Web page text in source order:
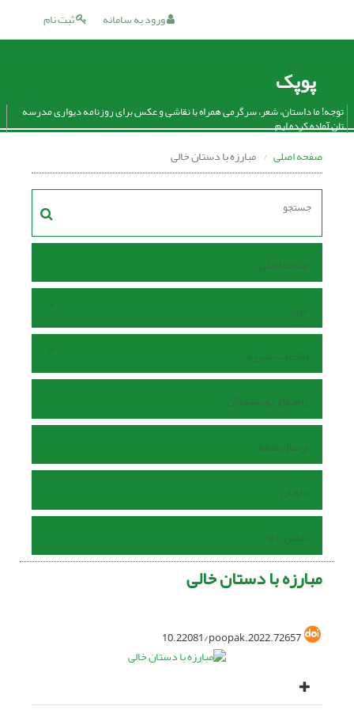
ثبت نام ورود به سامانه
پوپک
توجه! ما داستان، شعر، سرگرمی همراه با نقاشی و عکس برای روزنامه دیواری مدرسه
تان آماده کرده ایم.
صفحه اصلی مبارزه با دستان خالی
صفحه اصلی
مرور
اطلاعات نشریه
راهنمای نویسندگان
ارسال مقاله
داوران
تماس با ما
مبارزه با دستان خالی
10.22081/poopak.2022.72657